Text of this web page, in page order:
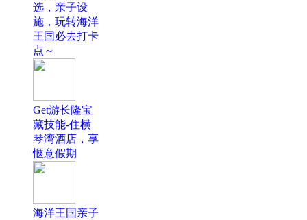
选，亲子设
施，玩转海洋
王国必去打卡
点～
Get游长隆宝
藏技能-住横
琴湾酒店，享
惬意假期
海洋王国亲子